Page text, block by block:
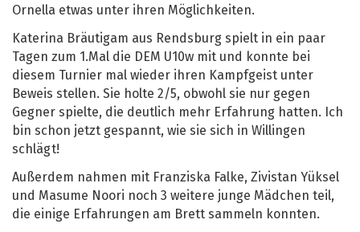
Ornella etwas unter ihren Möglichkeiten.
Katerina Bräutigam aus Rendsburg spielt in ein paar
Tagen zum 1.Mal die DEM U10w mit und konnte bei
diesem Turnier mal wieder ihren Kampfgeist unter
Beweis stellen. Sie holte 2/5, obwohl sie nur gegen
Gegner spielte, die deutlich mehr Erfahrung hatten. Ich
bin schon jetzt gespannt, wie sie sich in Willingen
schlägt!
Außerdem nahmen mit Franziska Falke, Zivistan Yüksel
und Masume Noori noch 3 weitere junge Mädchen teil,
die einige Erfahrungen am Brett sammeln konnten.